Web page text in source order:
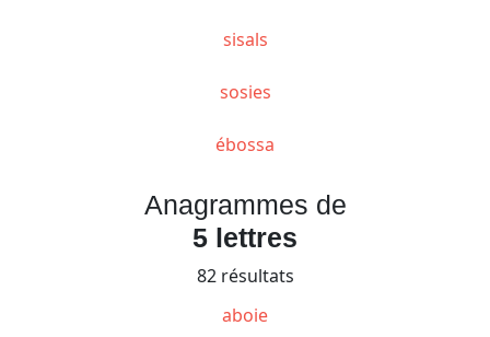
sisals
sosies
ébossa
Anagrammes de
5 lettres
82 résultats
aboie